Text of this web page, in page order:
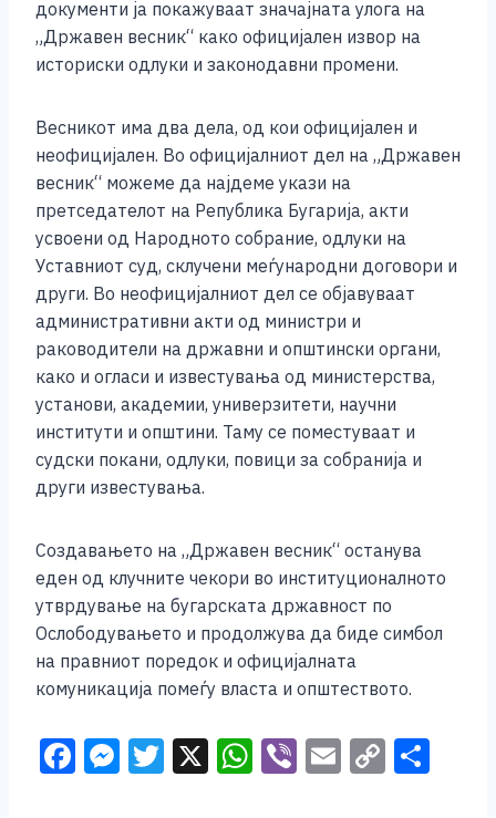
документи ја покажуваат значајната улога на
„Државен весник“ како официјален извор на
историски одлуки и законодавни промени.
Весникот има два дела, од кои официјален и
неофицијален. Во официјалниот дел на „Државен
весник“ можеме да најдеме укази на
претседателот на Република Бугарија, акти
усвоени од Народното собрание, одлуки на
Уставниот суд, склучени меѓународни договори и
други. Во неофицијалниот дел се објавуваат
административни акти од министри и
раководители на државни и општински органи,
како и огласи и известувања од министерства,
установи, академии, универзитети, научни
институти и општини. Таму се поместуваат и
судски покани, одлуки, повици за собранија и
други известувања.
Создавањето на „Државен весник“ останува
еден од клучните чекори во институционалното
утврдување на бугарската државност по
Ослободувањето и продолжува да биде симбол
на правниот поредок и официјалната
комуникација помеѓу власта и општеството.
F M T X W Vi E C